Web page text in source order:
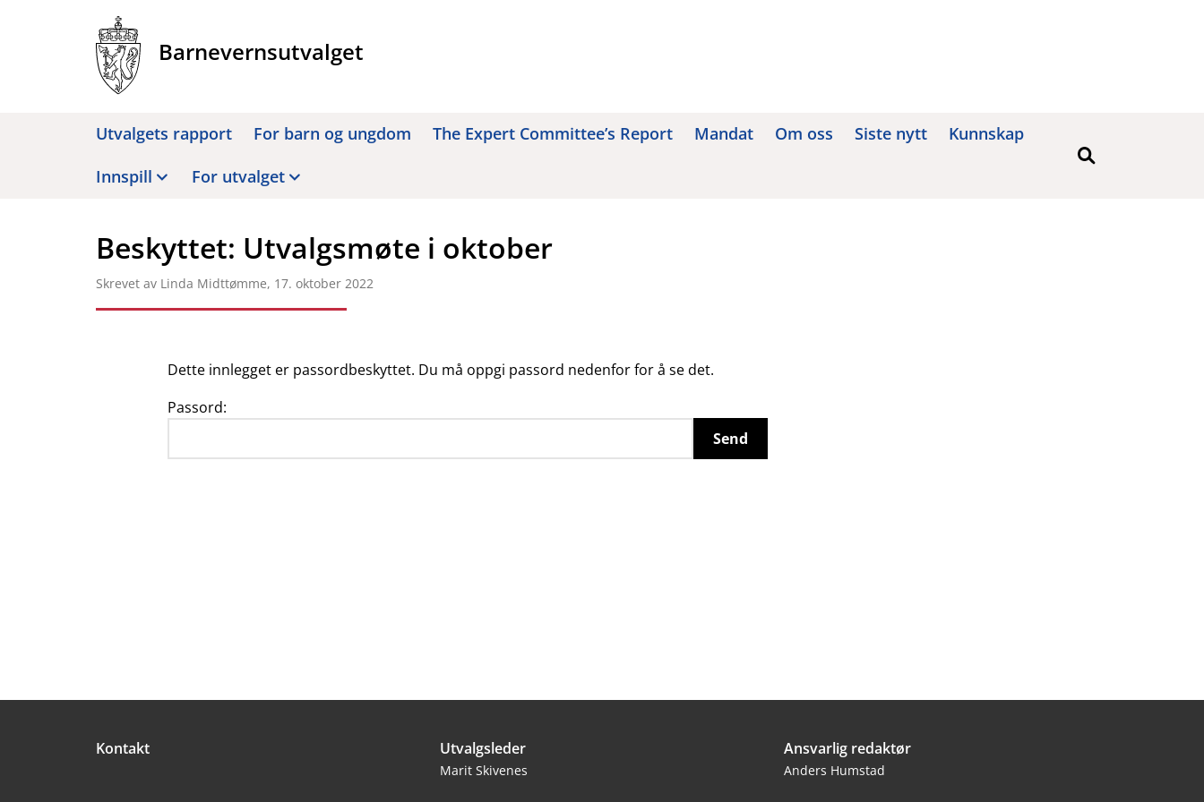
Barnevernsutvalget
Utvalgets rapport For barn og ungdom The Expert Committee’s Report Mandat Om oss Siste nytt
Kunnskap
Innspill
For utvalget
Søk
Beskyttet: Utvalgsmøte i oktober
Skrevet av Linda Midttømme, 17. oktober 2022
Dette innlegget er passordbeskyttet. Du må oppgi passord nedenfor for å se det.
Passord:
BunntekstKontakt Utvalgsleder
Marit Skivenes
Ansvarlig redaktør
Anders Humstad